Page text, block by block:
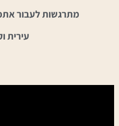
מתרגשות לעבור
עירית